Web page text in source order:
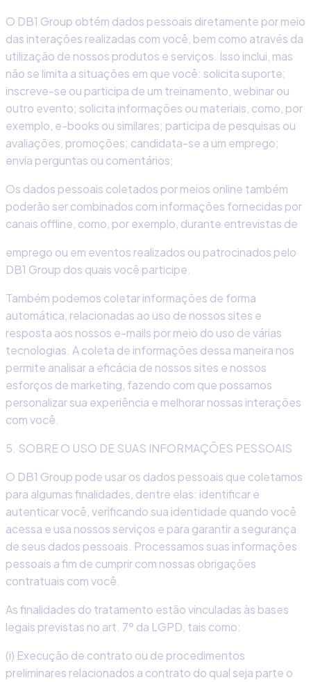
O DB1 Group obtém dados pessoais diretamente por meio
das interações realizadas com você, bem como através da
utilização de nossos produtos e serviços. Isso inclui, mas
não se limita a situações em que você: solicita suporte;
inscreve-se ou participa de um treinamento, webinar ou
outro evento; solicita informações ou materiais, como, por
exemplo, e-books ou similares; participa de pesquisas ou
avaliações, promoções; candidata-se a um emprego;
envia perguntas ou comentários;
Os dados pessoais coletados por meios online também
poderão ser combinados com informações fornecidas por
canais offline, como, por exemplo, durante entrevistas de
emprego ou em eventos realizados ou patrocinados pelo
DB1 Group dos quais você participe.
Também podemos coletar informações de forma
automática, relacionadas ao uso de nossos sites e
resposta aos nossos e-mails por meio do uso de várias
tecnologias. A coleta de informações dessa maneira nos
permite analisar a eficácia de nossos sites e nossos
esforços de marketing, fazendo com que possamos
personalizar sua experiência e melhorar nossas interações
com você.
5. SOBRE O USO DE SUAS INFORMAÇÕES PESSOAIS
O DB1 Group pode usar os dados pessoais que coletamos
para algumas finalidades, dentre elas: identificar e
autenticar você, verificando sua identidade quando você
acessa e usa nossos serviços e para garantir a segurança
de seus dados pessoais. Processamos suas informações
pessoais a fim de cumprir com nossas obrigações
contratuais com você.
As finalidades do tratamento estão vinculadas às bases
legais previstas no art. 7º da LGPD, tais como:
(i) Execução de contrato ou de procedimentos
preliminares relacionados a contrato do qual seja parte o